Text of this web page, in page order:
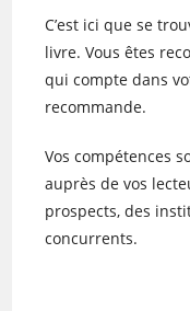
C’est ici que se
livre. Vous êtes
qui compte dans
recommande.
Vos compétences
auprès de vos
prospects, des
concurrents.